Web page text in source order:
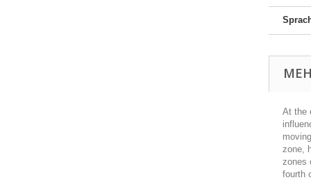
At the
zone,
zones
fourth